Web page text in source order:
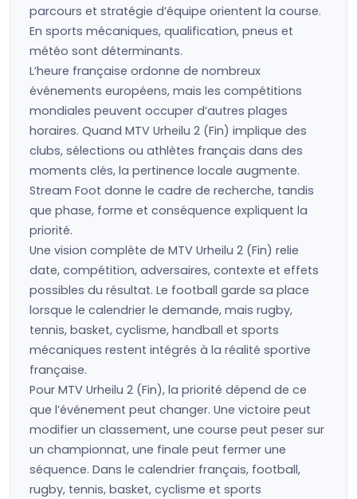
parcours et stratégie d’équipe orientent la course.
En sports mécaniques, qualification, pneus et
météo sont déterminants.
L’heure française ordonne de nombreux
événements européens, mais les compétitions
mondiales peuvent occuper d’autres plages
horaires. Quand MTV Urheilu 2 (Fin) implique des
clubs, sélections ou athlètes français dans des
moments clés, la pertinence locale augmente.
Stream Foot donne le cadre de recherche, tandis
que phase, forme et conséquence expliquent la
priorité.
Une vision complète de MTV Urheilu 2 (Fin) relie
date, compétition, adversaires, contexte et effets
possibles du résultat. Le football garde sa place
lorsque le calendrier le demande, mais rugby,
tennis, basket, cyclisme, handball et sports
mécaniques restent intégrés à la réalité sportive
française.
Pour MTV Urheilu 2 (Fin), la priorité dépend de ce
que l’événement peut changer. Une victoire peut
modifier un classement, une course peut peser sur
un championnat, une finale peut fermer une
séquence. Dans le calendrier français, football,
rugby, tennis, basket, cyclisme et sports